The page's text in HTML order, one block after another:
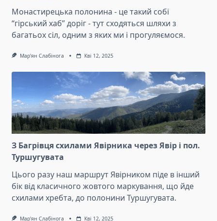
Монастирецька полонина - це такий собі
“гірський хаб” доріг - тут сходяться шляхи з
багатьох сіл, одним з яких ми і прогуляємося.
Мар'ян Слабінога Кві 12, 2025
З Багрівця схилами Явірника через Явір і пол.
Туршугувата
Цього разу наш маршрут Явірником піде в інший
бік від класичного жовтого маркування, що йде
схилами хребта, до полонини Туршугувата.
Мар'ян Слабінога Кві 12, 2025